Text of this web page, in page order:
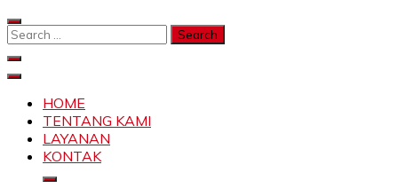
Skip
to
Search
SKYLIFTHOME
TENTANG KAMI
LAYANAN
KONTAK